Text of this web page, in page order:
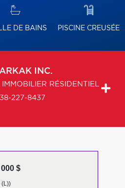
DE BAINS PISCINE CREUSÉE
INC.
IMMOBILIER RÉSIDENTIEL
227-8437
$
(L))